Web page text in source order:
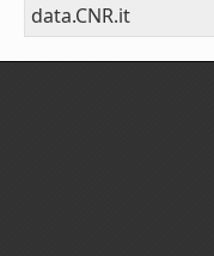
data.CNR.it